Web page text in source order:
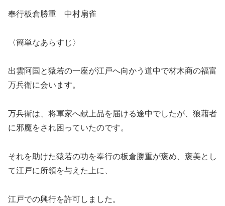
奉行板倉勝重 中村扇雀
〈簡単なあらすじ〉
出雲阿国と猿若の一座が江戸へ向かう道中で材木商の福富
万兵衛に会います。
万兵衛は、将軍家へ献上品を届ける途中でしたが、狼藉者
に邪魔をされ困っていたのです。
それを助けた猿若の功を奉行の板倉勝重が褒め、褒美とし
て江戸に所領を与えた上に、
江戸での興行を許可しました。